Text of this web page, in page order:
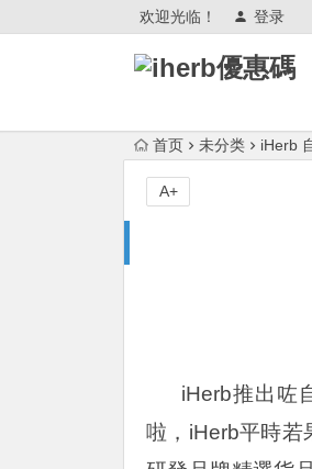
欢迎光临！ 登录
首页 未分类 iHerb
A+
iHerb推出咗
啦，iHerb平時若